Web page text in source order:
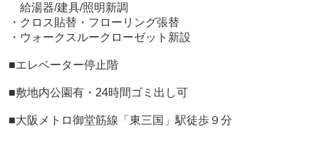
給湯器/建具/照明新調
・クロス貼替・フローリング張替
・ウォークスルークローゼット新設
■エレベーター停止階
■敷地内公園有・24時間ゴミ出し可
■大阪メトロ御堂筋線「東三国」駅徒歩９分